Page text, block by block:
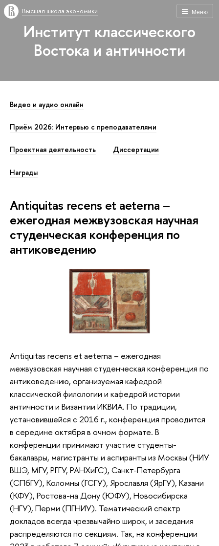
Меню
Высшая школа экономики
Институт классического
Востока и античности
Видео и аудио онлайн
Приём 2026: Интервью с преподавателями
Проектная деятельность Диссертации
Награды
Antiquitas recens et aeterna –
ежегодная межвузовская научная
студенческая конференция по
антиковедению
Antiquitas recens et aeterna – ежегодная
межвузовская научная студенческая конференция по
антиковедению, организуемая кафедрой
классической филологии и кафедрой истории
античности и Византии ИКВИА. По традиции,
установившейся с 2016 г., конференция проводится
в середине октября в очном формате. В
конференции принимают участие студенты-
бакалавры, магистранты и аспиранты из Москвы (НИУ
ВШЭ, МГУ, РГГУ, РАНХиГС), Санкт-Петербурга
(СПбГУ), Коломны (ГСГУ), Ярославля (ЯрГУ), Казани
(КФУ), Ростова-на Дону (ЮФУ), Новосибирска
(НГУ), Перми (ПГНИУ). Тематический спектр
докладов всегда чрезвычайно широк, и заседания
распределяются по секциям. Так, на конференции